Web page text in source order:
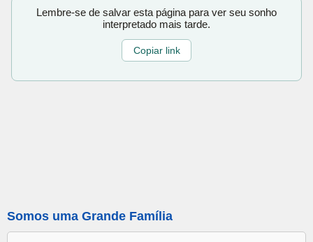
Lembre-se de salvar esta página para ver seu sonho
interpretado mais tarde.
Copiar link
Somos uma Grande Família